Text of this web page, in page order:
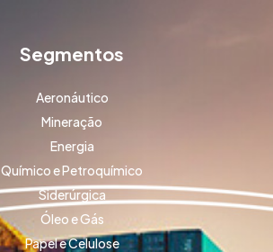
Segmentos
Aeronáutico
Mineração
Energia
Químico e Petroquímico
Siderúrgica
Óleo e Gás
Papel e Celulose